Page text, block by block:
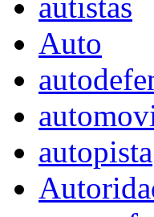
autistas
Auto
autopista